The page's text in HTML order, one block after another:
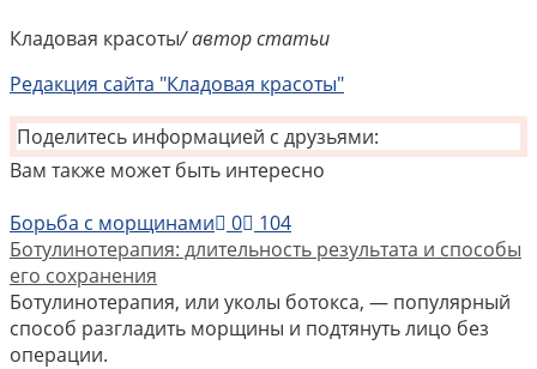
Кладовая красоты/ автор статьи
Редакция сайта "Кладовая красоты"
Поделитесь информацией с друзьями:
Вам также может быть интересно
Борьба с морщинами
0
104
Ботулинотерапия: длительность результата и способы
его сохранения
Ботулинотерапия, или уколы ботокса, — популярный
способ разгладить морщины и подтянуть лицо без
операции.